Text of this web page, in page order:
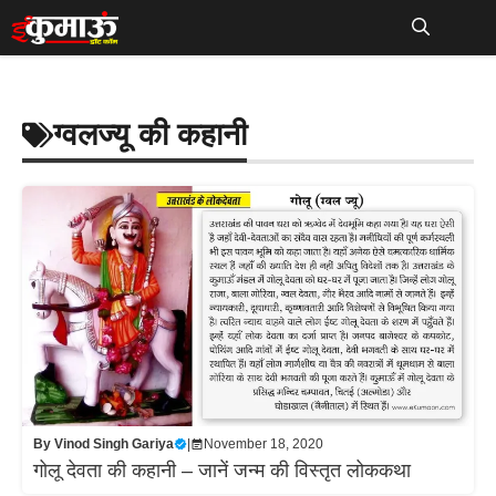
Skip
to
ग्वलज्यू की कहानी
By Vinod Singh Gariya November 18, 2020
गोलू देवता की कहानी – जानें जन्म की विस्तृत लोककथा